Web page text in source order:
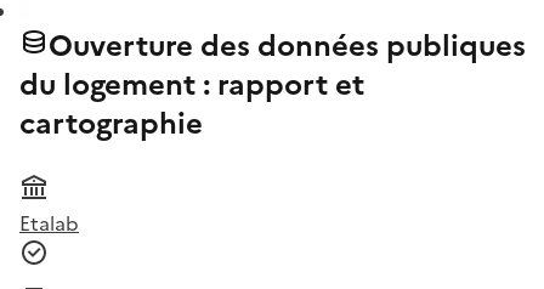
Ouverture des données publiques
du logement : rapport et
cartographie
Etalab